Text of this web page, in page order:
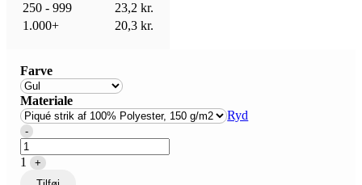
250 - 999
23,2 kr.
1.000+
20,3 kr.
Farve
Materiale
Ryd
Quantity
-
1
+